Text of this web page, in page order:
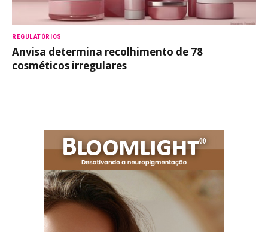
REGULATÓRIOS
Anvisa determina recolhimento de 78
cosméticos irregulares